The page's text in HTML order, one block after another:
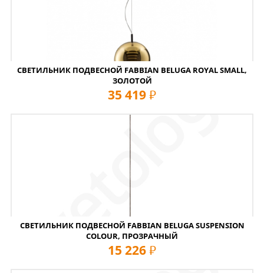
СВЕТИЛЬНИК ПОДВЕСНОЙ FABBIAN BELUGA ROYAL SMALL,
ЗОЛОТОЙ
35 419 руб
СВЕТИЛЬНИК ПОДВЕСНОЙ FABBIAN BELUGA SUSPENSION
COLOUR, ПРОЗРАЧНЫЙ
15 226 руб